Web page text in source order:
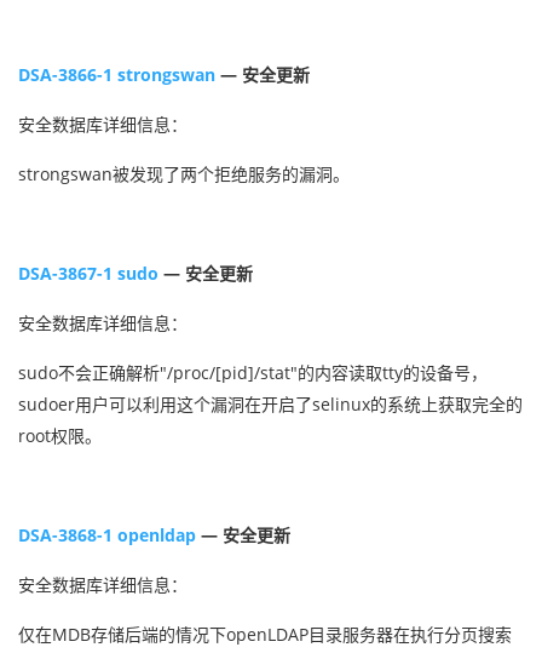
DSA-3866-1 strongswan — 安全更新
安全数据库详细信息：
strongswan被发现了两个拒绝服务的漏洞。
DSA-3867-1 sudo — 安全更新
安全数据库详细信息：
sudo不会正确解析"/proc/[pid]/stat"的内容读取tty的设备号，
sudoer用户可以利用这个漏洞在开启了selinux的系统上获取完全的
root权限。
DSA-3868-1 openldap — 安全更新
安全数据库详细信息：
仅在MDB存储后端的情况下openLDAP目录服务器在执行分页搜索